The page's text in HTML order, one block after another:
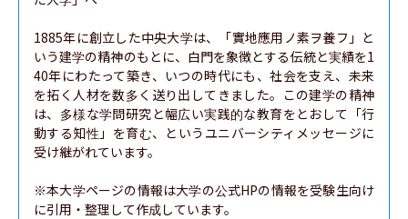
1885年に創立した中央大学は、「實地應用ノ素ヲ養フ」と
いう建学の精神のもとに、白門を象徴とする伝統と実績を1
40年にわたって築き、いつの時代にも、社会を支え、未来
を拓く人材を数多く送り出してきました。この建学の精神
は、多様な学問研究と幅広い実践的な教育をとおして「行
動する知性」を育む、というユニバーシティメッセージに
受け継がれています。
※本大学ページの情報は大学の公式HPの情報を受験生向け
に引用・整理して作成しています。